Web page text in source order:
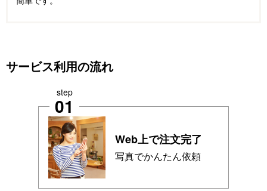
サービス利用の流れ
step
01
Web上で注文完了
写真でかんたん依頼